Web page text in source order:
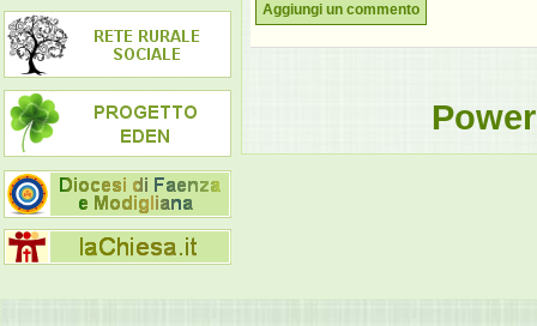
Aggiungi un commento